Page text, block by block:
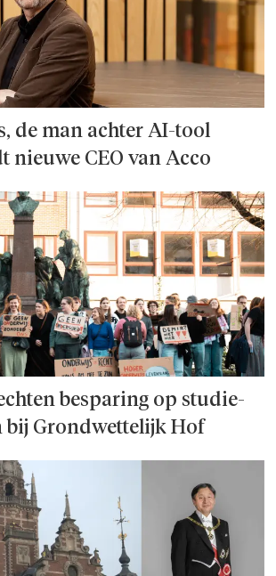
de man achter AI-tool
nieuwe CEO van Acco
besparing op studie­
bij Grondwettelijk Hof